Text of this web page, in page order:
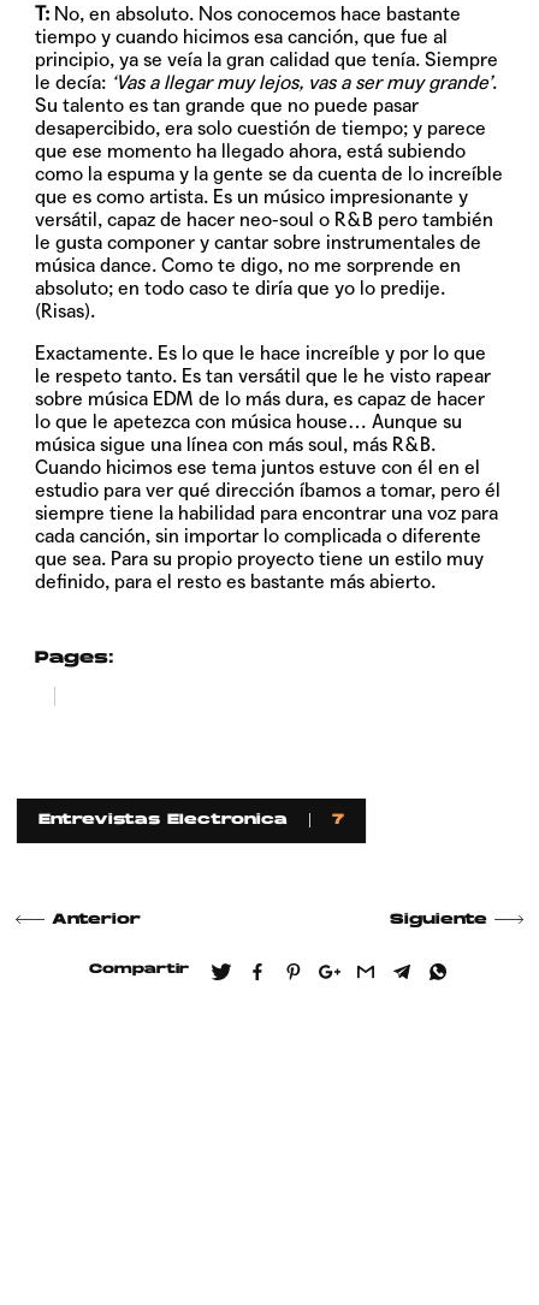
T: No, en absoluto. Nos conocemos hace bastante
tiempo y cuando hicimos esa canción, que fue al
principio, ya se veía la gran calidad que tenía. Siempre
le decía: ‘Vas a llegar muy lejos, vas a ser muy grande’.
Su talento es tan grande que no puede pasar
desapercibido, era solo cuestión de tiempo; y parece
que ese momento ha llegado ahora, está subiendo
como la espuma y la gente se da cuenta de lo increíble
que es como artista. Es un músico impresionante y
versátil, capaz de hacer neo-soul o R&B pero también
le gusta componer y cantar sobre instrumentales de
música dance. Como te digo, no me sorprende en
absoluto; en todo caso te diría que yo lo predije.
(Risas).
Exactamente. Es lo que le hace increíble y por lo que
le respeto tanto. Es tan versátil que le he visto rapear
sobre música EDM de lo más dura, es capaz de hacer
lo que le apetezca con música house… Aunque su
música sigue una línea con más soul, más R&B.
Cuando hicimos ese tema juntos estuve con él en el
estudio para ver qué dirección íbamos a tomar, pero él
siempre tiene la habilidad para encontrar una voz para
cada canción, sin importar lo complicada o diferente
que sea. Para su propio proyecto tiene un estilo muy
definido, para el resto es bastante más abierto.
Pages:
1
Entrevistas Electronica 7
Anterior Siguiente
Compartir